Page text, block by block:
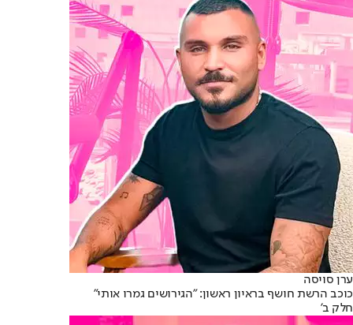
ערן סויסה
כוכב הרשת חושף בראיון ראשון: "הגירושים גמרו אותי"
חלק ב'